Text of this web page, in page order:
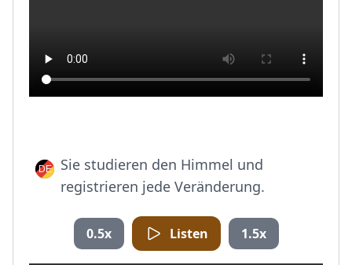
Sie studieren den Himmel und
registrieren jede Veränderung.
0.5x Listen 1.5x